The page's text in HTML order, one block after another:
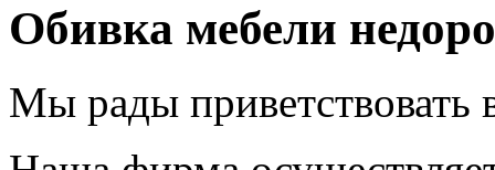
Обивка мебели
Мы рады приветствовать